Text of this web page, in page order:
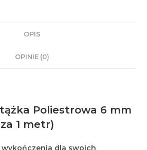
OPIS
OPINIE (0)
Poliestrowa 6 mm
1 metr)
wykończenia dla swoich